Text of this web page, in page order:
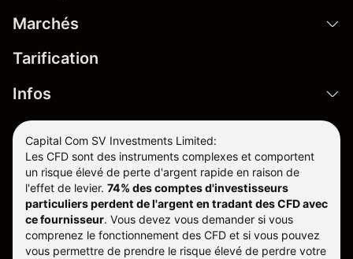
Marchés
Tarification
Infos
Capital Com SV Investments Limited:
Les CFD sont des instruments complexes et comportent
un risque élevé de perte d'argent rapide en raison de
l'effet de levier. 74% des comptes d'investisseurs
particuliers perdent de l'argent en tradant des CFD avec
ce fournisseur. Vous devez vous demander si vous
comprenez le fonctionnement des CFD et si vous pouvez
vous permettre de prendre le risque élevé de perdre votre